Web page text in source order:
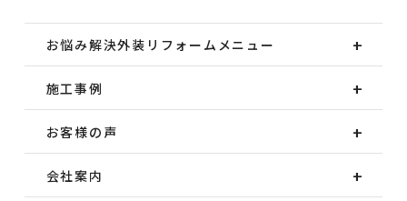
お悩み解決外装 リフォームメニュー
施工事例
お客様の声
会社案内